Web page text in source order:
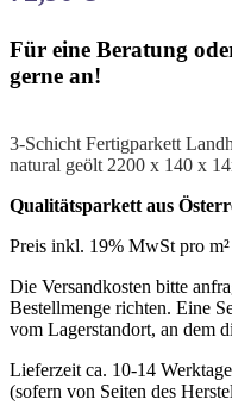
Für eine Beratung
gerne an!
3-Schicht Fertigparkett
natural geölt 2200 x 140 x
Qualitätsparkett aus
Preis inkl. 19% MwSt pro m²
Die Versandkosten bitte
Bestellmenge richten. Eine
vom Lagerstandort, an dem
Lieferzeit ca. 10-14 Werktage
(sofern von Seiten des